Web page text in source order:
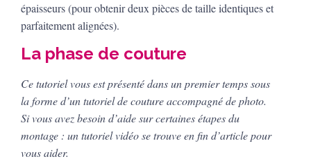
épaisseurs (pour obtenir deux pièces de taille identiques et
parfaitement alignées).
La phase de couture
Ce tutoriel vous est présenté dans un premier temps sous
la forme d’un tutoriel de couture accompagné de photo.
Si vous avez besoin d’aide sur certaines étapes du
montage : un tutoriel vidéo se trouve en fin d’article pour
vous aider.